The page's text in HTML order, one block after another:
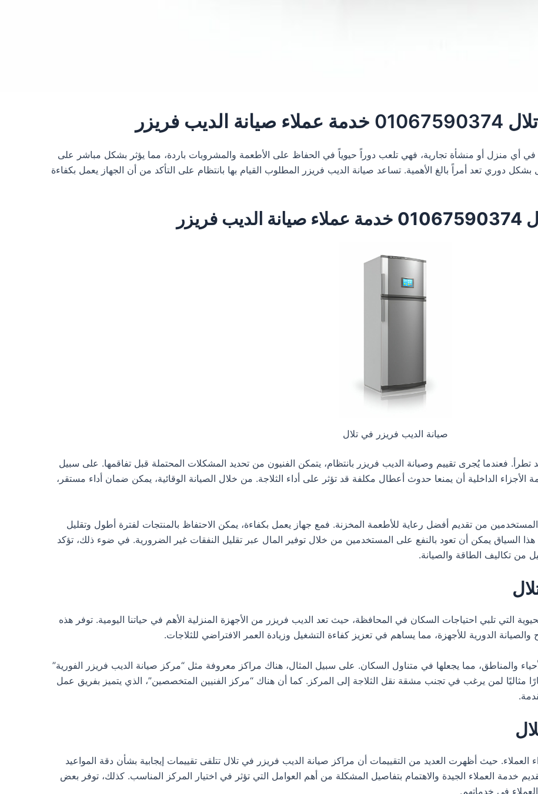
فريزر
في أي منزل أو منشأة تجارية، فهي تلعب دوراً حيوياً في الحفاظ على الأطعمة والمشروبات باردة، مما يؤثر بشكل مباشر على
دوري تعد أمراً بالغ الأهمية. تساعد صيانة الديب فريزر المطلوب القيام بها بانتظام على التأكد من أن الجهاز يعمل بكفاءة
صيانة الديب فريزر في تلال
تطرأ. فعندما يُجرى تقييم وصيانة الديب فريزر بانتظام، يتمكن الفنيون من تحديد المشكلات المحتملة قبل تفاقمها. على سبيل
الأجزاء الداخلية أن يمنعا حدوث أعطال مكلفة قد تؤثر على أداء الثلاجة. من خلال الصيانة الوقائية، يمكن ضمان أداء مستقر،
من تقديم أفضل رعاية للأطعمة المخزنة. فمع جهاز يعمل بكفاءة، يمكن الاحتفاظ بالمنتجات لفترة أطول وتقليل
هذا السياق يمكن أن تعود بالنفع على المستخدمين من خلال توفير المال عبر تقليل النفقات غير الضرورية. في ضوء ذلك، تؤكد
من تكاليف الطاقة والصيانة.
التي تلبي احتياجات السكان في المحافظة، حيث تعد الديب فريزر من الأجهزة المنزلية الأهم في حياتنا اليومية. توفر هذه
الدورية للأجهزة، مما يساهم في تعزيز كفاءة التشغيل وزيادة العمر الافتراضي للثلاجات.
والمناطق، مما يجعلها في متناول السكان. على سبيل المثال، هناك مراكز معروفة مثل “مركز صيانة الديب فريزر الفورية”
مثاليًا لمن يرغب في تجنب مشقة نقل الثلاجة إلى المركز. كما أن هناك “مركز الفنيين المتخصصين”، الذي يتميز بفريق عمل
حيث أظهرت العديد من التقييمات أن مراكز صيانة الديب فريزر في تلال تتلقى تقييمات إيجابية بشأن دقة المواعيد
خدمة العملاء الجيدة والاهتمام بتفاصيل المشكلة من أهم العوامل التي تؤثر في اختيار المركز المناسب. كذلك، توفر بعض
في خدماتهم.